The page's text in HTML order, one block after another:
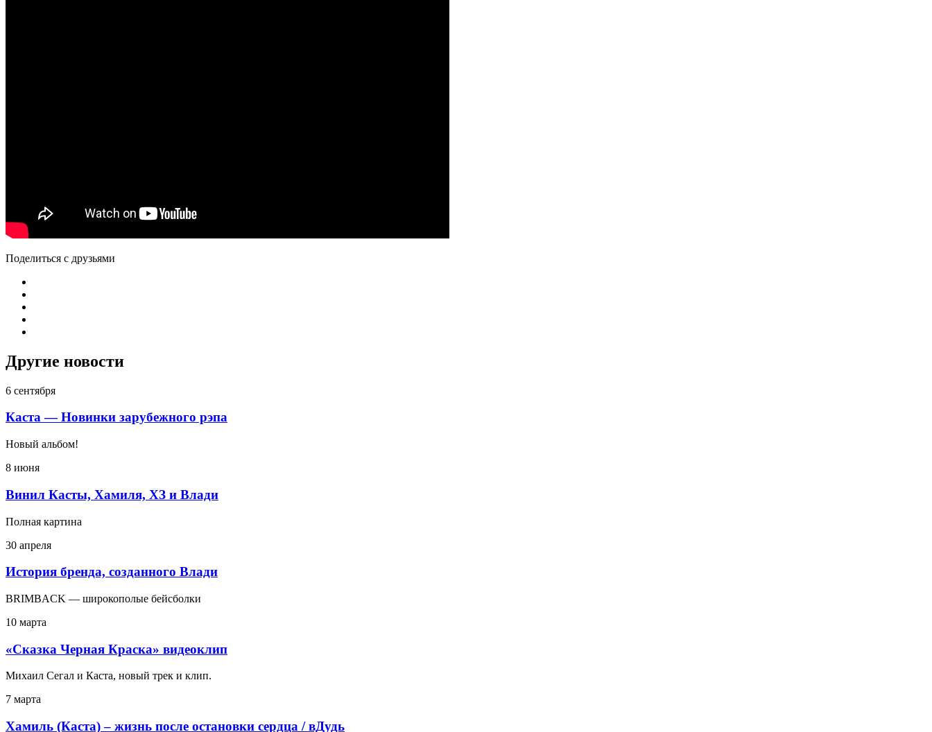
Поделиться с друзьями
Другие новости
6 сентября
Каста — Новинки зарубежного рэпа
Новый альбом!
8 июня
Винил Касты, Хамиля, ХЗ и Влади
Полная картина
30 апреля
История бренда, созданного Влади
BRIMBACK — широкополые бейсболки
10 марта
«Сказка Черная Краска» видеоклип
Михаил Сегал и Каста, новый трек и клип.
7 марта
Хамиль (Каста) – жизнь после остановки сердца / вДудь